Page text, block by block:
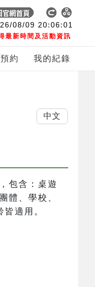
08/09 20:06:01
最新時間及活動資訊
約 我的紀錄
包含：桌遊
體、學校、
適用。